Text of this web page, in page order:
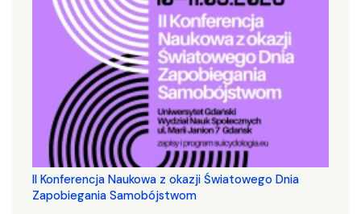
II Konferencja Naukowa z okazji Światowego Dnia
Zapobiegania Samobójstwom